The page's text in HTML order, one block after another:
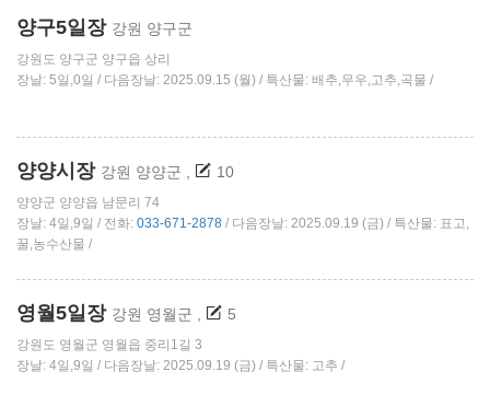
양구5일장 강원 양구군
강원도 양구군 양구읍 상리
장날: 5일,0일 / 다음장날: 2025.09.15 (월) / 특산물: 배추,무우,고추,곡물 /
양양시장 강원 양양군 , 10
양양군 양양읍 남문리 74
장날: 4일,9일 / 전화: 033-671-2878 / 다음장날: 2025.09.19 (금) / 특산물: 표고,
꿀,농수산물 /
영월5일장 강원 영월군 , 5
강원도 영월군 영월읍 중리1길 3
장날: 4일,9일 / 다음장날: 2025.09.19 (금) / 특산물: 고추 /